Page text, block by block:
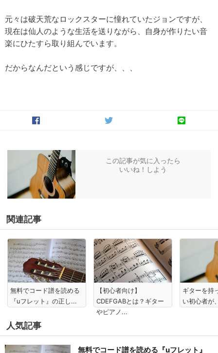
元々は破天荒なロックスターに憧れていたジョンですが、
現在は仙人のような生活を送りながら、自身が作りたい音
楽にひたすら取り組んでいます。
だからなんだという感じですが、、、
この記事が気に入ったら
いいね！しよう
関連記事
無料でコード譜を読める
『uフレット』の正し...
【初心者向け】
CDEFGABとは？ギター
やピアノ...
ギターを持
い初心者が
人気記事
無料でコード譜を読める『uフレット』